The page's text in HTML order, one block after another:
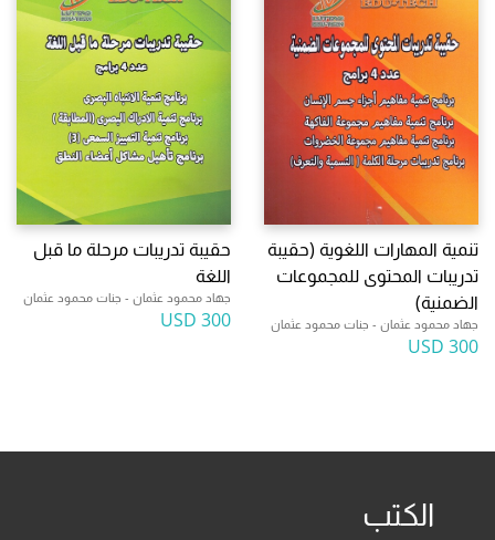
تنمية المهارات اللغوية (حقيبة
تدريبات المحتوى للمجموعات
الضمنية)
جهاد محمود عثمان - جنات محمود عثمان
300 USD
حقيبة تدريبات مرحلة ما قبل
اللغة
جهاد محمود عثمان - جنات محمود عثمان
300 USD
الكتب